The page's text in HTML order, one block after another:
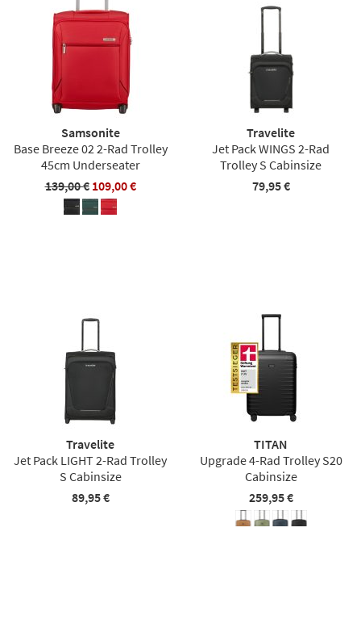
Samsonite
Base Breeze 02 2-Rad Trolley
45cm Underseater
139,00 € 109,00 €
Travelite
Jet Pack WINGS 2-Rad
Trolley S Cabinsize
79,95 €
Travelite
Jet Pack LIGHT 2-Rad Trolley
S Cabinsize
89,95 €
TITAN
Upgrade 4-Rad Trolley S20
Cabinsize
259,95 €